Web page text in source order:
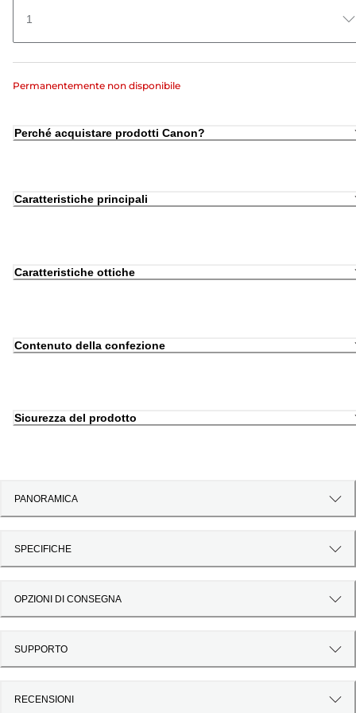
1
Permanentemente non disponibile
Perché acquistare prodotti Canon?
Caratteristiche principali
Caratteristiche ottiche
Contenuto della confezione
Sicurezza del prodotto
PANORAMICA
SPECIFICHE
OPZIONI DI CONSEGNA
SUPPORTO
RECENSIONI